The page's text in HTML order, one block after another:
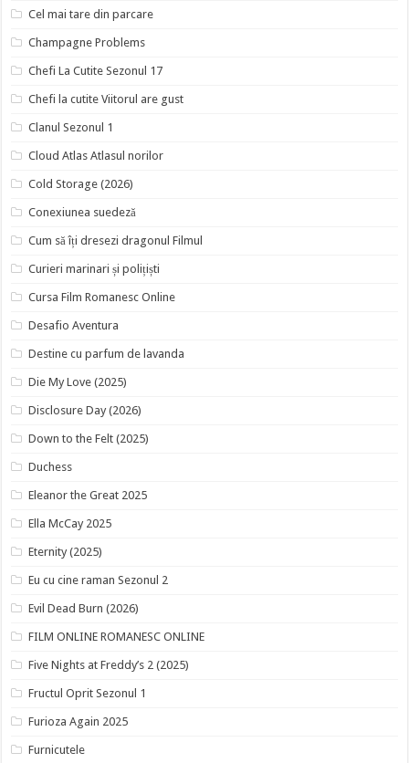
Cel mai tare din parcare
Champagne Problems
Chefi La Cutite Sezonul 17
Chefi la cutite Viitorul are gust
Clanul Sezonul 1
Cloud Atlas Atlasul norilor
Cold Storage (2026)
Conexiunea suedeză
Cum să îți dresezi dragonul Filmul
Curieri marinari și polițiști
Cursa Film Romanesc Online
Desafio Aventura
Destine cu parfum de lavanda
Die My Love (2025)
Disclosure Day (2026)
Down to the Felt (2025)
Duchess
Eleanor the Great 2025
Ella McCay 2025
Eternity (2025)
Eu cu cine raman Sezonul 2
Evil Dead Burn (2026)
FILM ONLINE ROMANESC ONLINE
Five Nights at Freddy’s 2 (2025)
Fructul Oprit Sezonul 1
Furioza Again 2025
Furnicutele